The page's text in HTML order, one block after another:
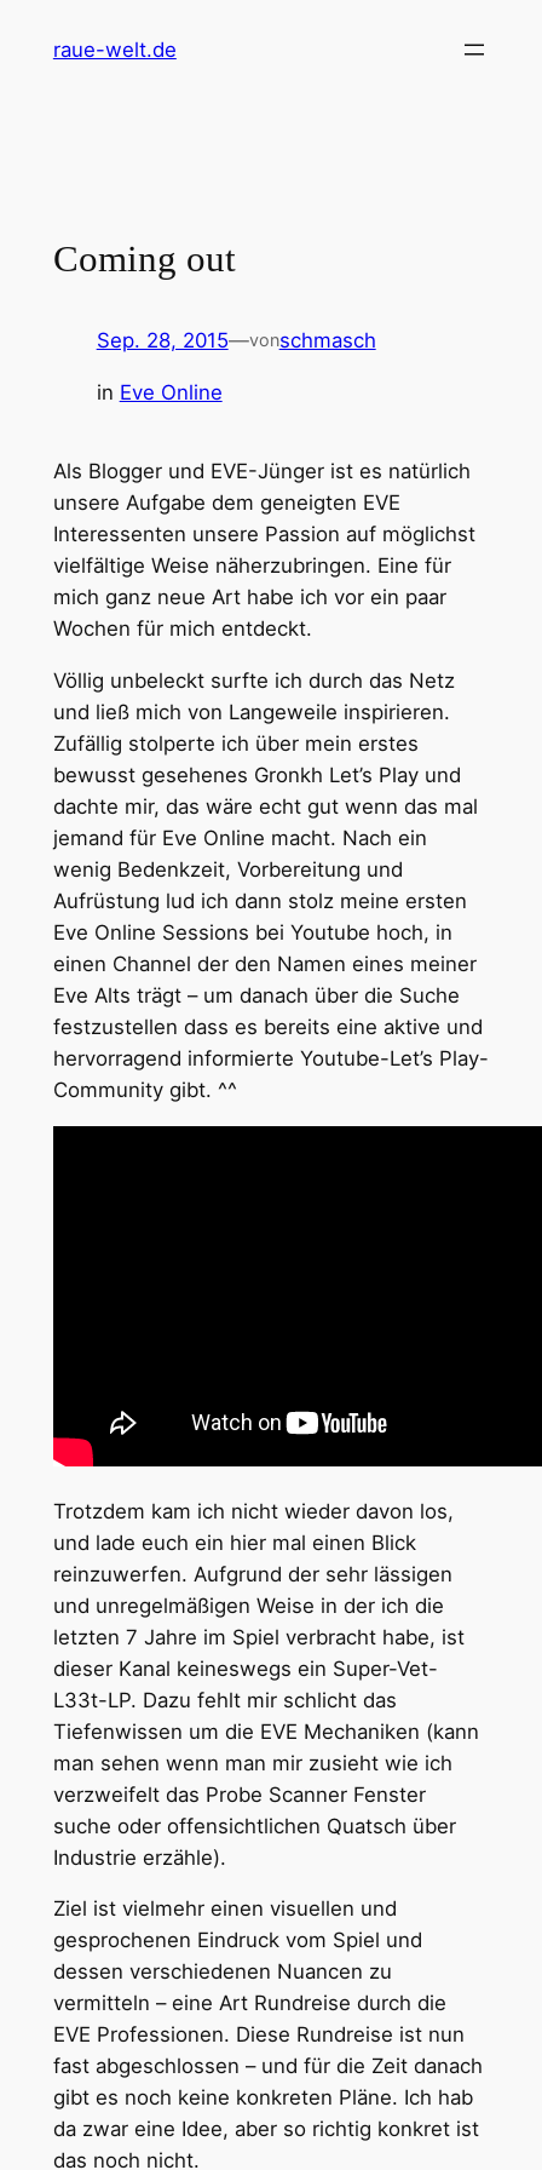
Inhaltraue-welt.de
Coming out
Sep. 28, 2015—vonschmasch
in Eve Online
Als Blogger und EVE-Jünger ist es natürlich
unsere Aufgabe dem geneigten EVE
Interessenten unsere Passion auf möglichst
vielfältige Weise näherzubringen. Eine für
mich ganz neue Art habe ich vor ein paar
Wochen für mich entdeckt.
Völlig unbeleckt surfte ich durch das Netz
und ließ mich von Langeweile inspirieren.
Zufällig stolperte ich über mein erstes
bewusst gesehenes Gronkh Let’s Play und
dachte mir, das wäre echt gut wenn das mal
jemand für Eve Online macht. Nach ein
wenig Bedenkzeit, Vorbereitung und
Aufrüstung lud ich dann stolz meine ersten
Eve Online Sessions bei Youtube hoch, in
einen Channel der den Namen eines meiner
Eve Alts trägt – um danach über die Suche
festzustellen dass es bereits eine aktive und
hervorragend informierte Youtube-Let’s Play-
Community gibt. ^^
Trotzdem kam ich nicht wieder davon los,
und lade euch ein hier mal einen Blick
reinzuwerfen. Aufgrund der sehr lässigen
und unregelmäßigen Weise in der ich die
letzten 7 Jahre im Spiel verbracht habe, ist
dieser Kanal keineswegs ein Super-Vet-
L33t-LP. Dazu fehlt mir schlicht das
Tiefenwissen um die EVE Mechaniken (kann
man sehen wenn man mir zusieht wie ich
verzweifelt das Probe Scanner Fenster
suche oder offensichtlichen Quatsch über
Industrie erzähle).
Ziel ist vielmehr einen visuellen und
gesprochenen Eindruck vom Spiel und
dessen verschiedenen Nuancen zu
vermitteln – eine Art Rundreise durch die
EVE Professionen. Diese Rundreise ist nun
fast abgeschlossen – und für die Zeit danach
gibt es noch keine konkreten Pläne. Ich hab
da zwar eine Idee, aber so richtig konkret ist
das noch nicht.